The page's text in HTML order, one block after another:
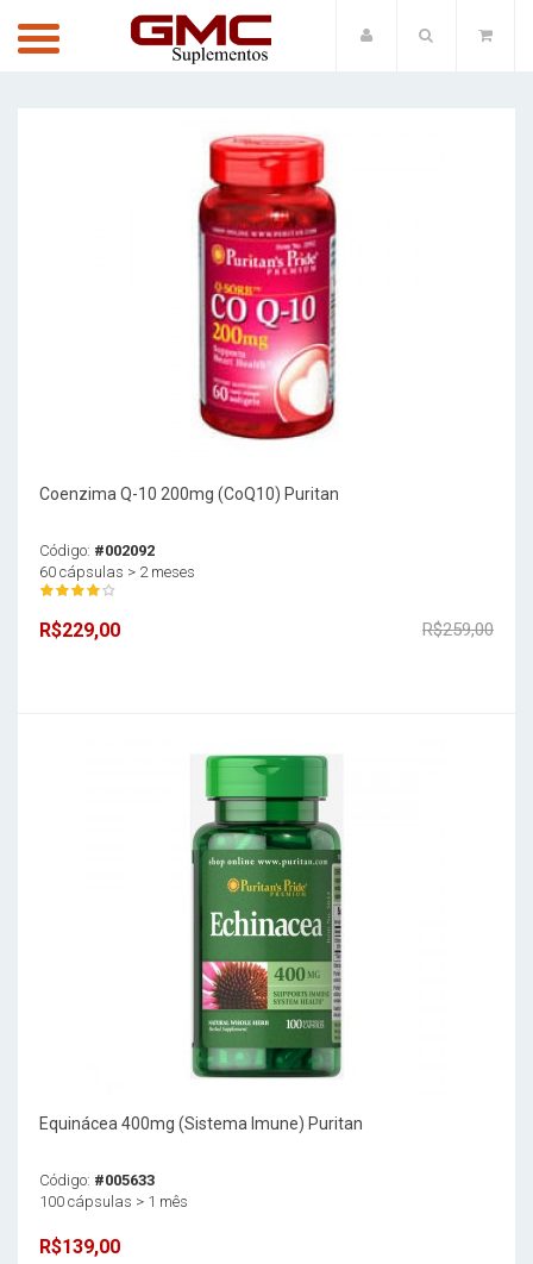
Coenzima Q-10 200mg (CoQ10) Puritan
Código: #002092
60 cápsulas > 2 meses
R$259,00
R$229,00
Equinácea 400mg (Sistema Imune) Puritan
Código: #005633
100 cápsulas > 1 mês
R$139,00